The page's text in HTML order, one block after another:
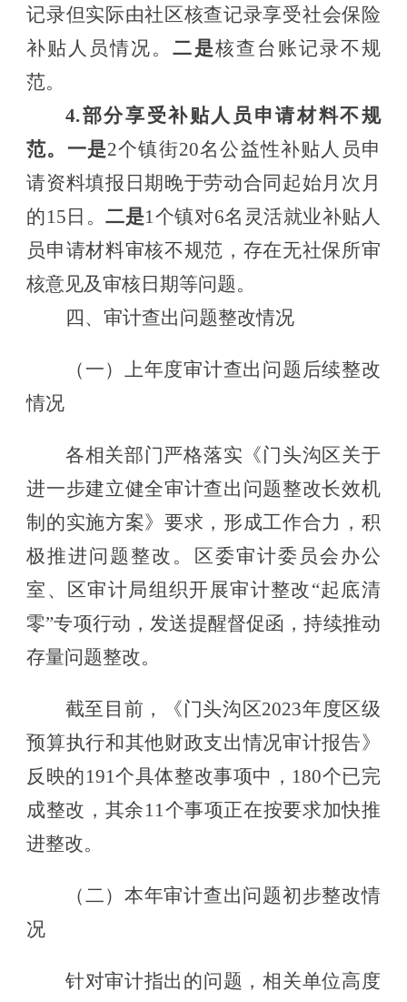
记录但实际由社区核查记录享受社会保险
补贴 人员情况。二是核查台账记录不规
范。
4.部分享受补贴人员 申请材料不规
范。 一是2个镇街20名公益性补贴人员申
请资料填报日期晚于劳动合同起始月次月
的15日。二是1个镇对6名灵活就业补贴人
员申请材料审核不规范，存在无社保所审
核意见及审核日期等问题。
四、审计查出问题整改情况
（一）上年度审计查出问题后续整改
情况
各相关部门严格落实 《门头沟区关于
进一步建立健全审计查出问题整改长效机
制的实施方案》 要求，形成工作合力，积
极推进问题整改。
区委审计委员会办公
室、
区审计局组织开展审计整改“起底清
零”专项行动 ，发送提醒督促函，持续推动
存量问题整改。
截至目前， 《门头沟区2023年度区级
预算执行和其他财政支出情况审计报告》
反映的191个具体整改事项中，180个已完
成整改，其余11个事项正在按要求加快推
进整改。
（二）本年审计查出问题初步整改情
况
针对审计指出的问题，相关单位高度